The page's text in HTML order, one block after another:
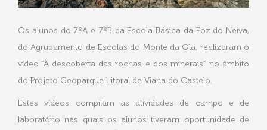
Os alunos do 7ºA e 7ºB da Escola Básica da Foz do Neiva,
do Agrupamento de Escolas do Monte da Ola, realizaram o
vídeo “À descoberta das rochas e dos minerais” no âmbito
do Projeto Geoparque Litoral de Viana do Castelo.
Estes vídeos compilam as atividades de campo e de
laboratório nas quais os alunos tiveram oportunidade de